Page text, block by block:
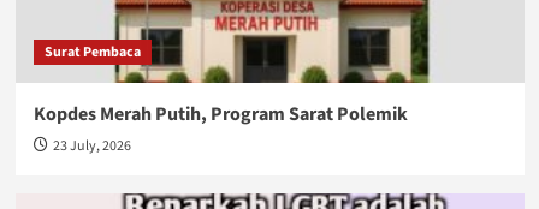
Surat Pembaca
Kopdes Merah Putih, Program Sarat Polemik
23 July, 2026